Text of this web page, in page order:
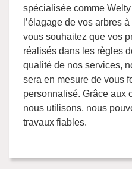
spécialisée comme
l’élagage de vos arbres
vous souhaitez que vos
réalisés dans les règles
qualité de nos services,
sera en mesure de vous
personnalisé. Grâce aux
nous utilisons, nous
travaux fiables.